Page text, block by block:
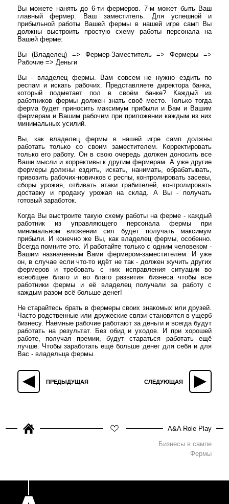
Вы можете нанять до 6-ти фермеров. 7-м может быть Ваш
главный фермер. Ваш заместитель. Для успешной и
прибыльной работы Вашей фермы в нашей игре самп Вы
должны выстроить простую схему работы персонала на
Вашей ферме:
Вы (Владелец) => Фермер-Заместитель => Фермеры =>
Рабочие => Деньги
Вы - владелец фермы. Вам совсем не нужно ездить по
респам и искать рабочих. Представляете директора банка,
который подметает пол в своём банке? Каждый из
работников фермы должен знать своё место. Только тогда
ферма будет приносить максимум прибыли и Вам и Вашим
фермерам и Вашим рабочим при приложении каждым из них
минимальных усилий.
Вы, как владелец фермы в нашей игре самп должны
работать только со своим заместителем. Корректировать
только его работу. Он в свою очередь должен доносить все
Ваши мысли и коррективы к другим фермерам. А уже другие
фермеры должны ездить, искать, нанимать, обрабатывать,
привозить рабочих-новичков с респы, контролировать засевы,
сборы урожая, отбивать атаки грабителей, контролировать
доставку и продажу урожая на склад. А Вы - получать
готовый заработок.
Когда Вы выстроите такую схему работы на ферме - каждый
работник из управляющего персонала фермы при
минимальном вложении сил будет получать максимум
прибыли. И конечно же Вы, как владелец фермы, особенно.
Всегда помните это. И работайте только с одним человеком -
Вашим назначенным Вами фермером-заместителем. И уже
он, в случае если что-то идёт не так - должен жучить других
фермеров и требовать с них исправления ситуации во
всеобщее благо и во благо развития бизнеса чтобы все
работники фермы и её владелец получали за работу с
каждым разом всё больше денег!
Не старайтесь брать в фермеры своих знакомых или друзей.
Часто родственные или дружеские связи становятся в ущерб
бизнесу. Наёмные рабочие работают за деньги и всегда будут
работать на результат. Без обид и уходов. И при хорошей
работе, получая премии, будут стараться работать ещё
лучше. Чтобы заработать ещё больше денег для себя и для
Вас - владельца фермы.
ПРЕДЫДУЩАЯ СЛЕДУЮЩАЯ
A&A Role Play
Бизнесы в сампе
Фермы